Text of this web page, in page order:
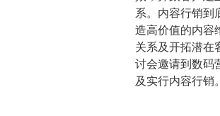
系。内容行销到
造高价值的内容
关系及开拓潜在
讨会邀请到数码
及实行内容行销。